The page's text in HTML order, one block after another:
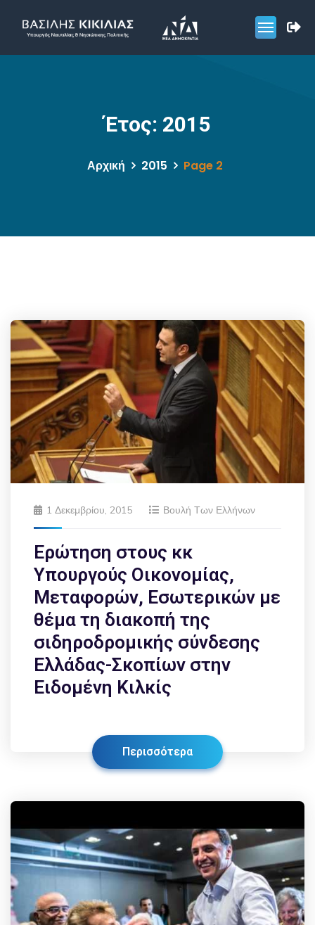
Έτος: 2015
Αρχική 2015 Page 2
1 Δεκεμβρίου, 2015 Βουλή Των Ελλήνων
Ερώτηση στους κκ
Υπουργούς Οικονομίας,
Μεταφορών, Εσωτερικών με
θέμα τη διακοπή της
σιδηροδρομικής σύνδεσης
Ελλάδας-Σκοπίων στην
Ειδομένη Κιλκίς
Περισσότερα